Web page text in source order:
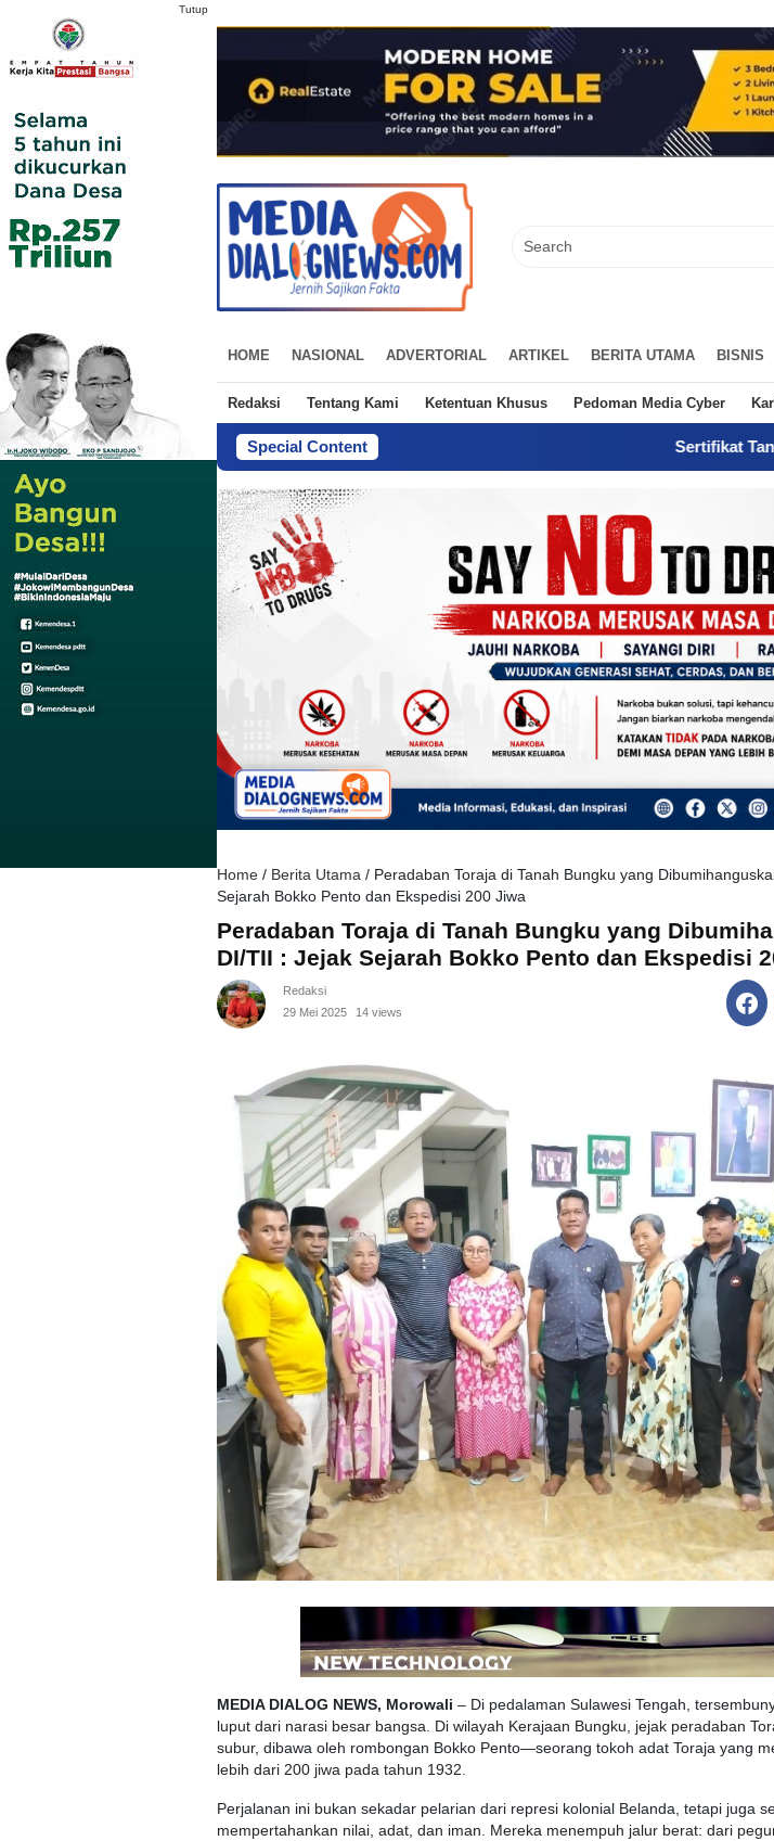
HOME NASIONAL ADVERTORIAL ARTIKEL BERITA UTAMA BISNIS
Redaksi Tentang Kami Ketentuan Khusus Pedoman Media Cyber
Special Content Sertifikat Tanah Diduga
Home / Berita Utama / Peradaban Toraja di Tanah Bungku yang
Sejarah Bokko Pento dan Ekspedisi 200 Jiwa
Peradaban Toraja di Tanah Bungku yang
DI/TII : Jejak Sejarah Bokko Pento dan Ekspedisi
Redaksi
29 Mei 2025
14 views
MEDIA DIALOG NEWS, Morowali – Di pedalaman Sulawesi Tengah,
luput dari narasi besar bangsa. Di wilayah Kerajaan Bungku, jejak peradaban
subur, dibawa oleh rombongan Bokko Pento—seorang tokoh adat Toraja yang
lebih dari 200 jiwa pada tahun 1932.
Perjalanan ini bukan sekadar pelarian dari represi kolonial Belanda, tetapi juga
mempertahankan nilai, adat, dan iman. Mereka menempuh jalur berat: dari
Tutup